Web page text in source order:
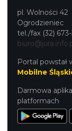
pl. Wolności 42
Ogrodzieniec
tel./fax (32)
Portal powstał
Mobilne
Darmowa
platformach